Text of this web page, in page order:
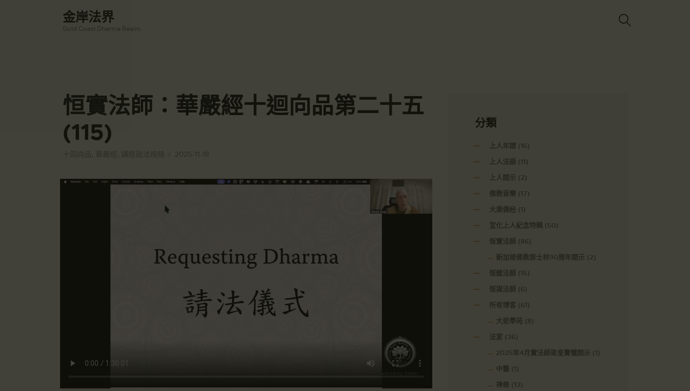
金岸法界
Gold Coast Dharma Realm
宣化上人
聯繫我們
恒實法師：華嚴經十迴向品第二十五
(115)
分類
上人年譜 (16)
上人法語 (11)
上人開示 (2)
佛教音樂 (17)
大乘佛经 (1)
宣化上人紀念特輯 (50)
恆實法師 (86)
新加坡佛教居士林90周年開示 (2)
恆懿法師 (15)
恆揚法師 (6)
所有博客 (61)
大悲學苑 (8)
法宴 (36)
2025年4月實法師梁皇寶懺開示 (1)
中醫 (1)
禅修 (13)
👉Zoom Link 链接：
https://drba-org.zoom.us/j/84914586289
👉Meeting ID 会议号：84914586289